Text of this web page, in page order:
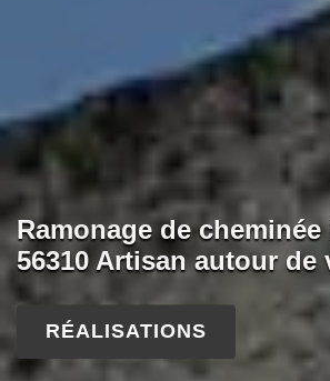
Ramonage de
56310 Artisan autour de
RÉALISATIONS